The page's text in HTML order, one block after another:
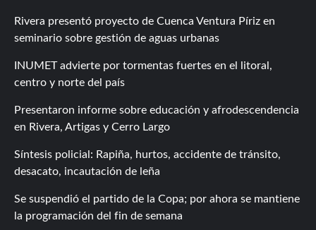
Rivera presentó proyecto de Cuenca Ventura Píriz en
seminario sobre gestión de aguas urbanas
INUMET advierte por tormentas fuertes en el litoral,
centro y norte del país
Presentaron informe sobre educación y afrodescendencia
en Rivera, Artigas y Cerro Largo
Síntesis policial: Rapiña, hurtos, accidente de tránsito,
desacato, incautación de leña
Se suspendió el partido de la Copa; por ahora se mantiene
la programación del fin de semana